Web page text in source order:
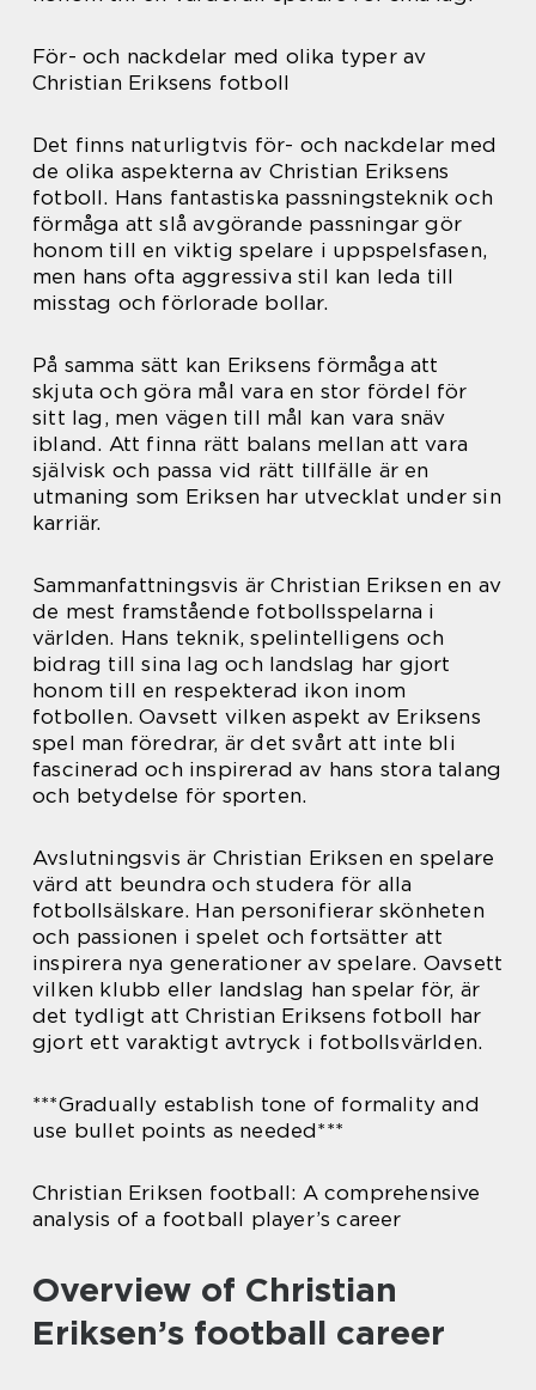
För- och nackdelar med olika typer av
Christian Eriksens fotboll
Det finns naturligtvis för- och nackdelar med
de olika aspekterna av Christian Eriksens
fotboll. Hans fantastiska passningsteknik och
förmåga att slå avgörande passningar gör
honom till en viktig spelare i uppspelsfasen,
men hans ofta aggressiva stil kan leda till
misstag och förlorade bollar.
På samma sätt kan Eriksens förmåga att
skjuta och göra mål vara en stor fördel för
sitt lag, men vägen till mål kan vara snäv
ibland. Att finna rätt balans mellan att vara
självisk och passa vid rätt tillfälle är en
utmaning som Eriksen har utvecklat under sin
karriär.
Sammanfattningsvis är Christian Eriksen en av
de mest framstående fotbollsspelarna i
världen. Hans teknik, spelintelligens och
bidrag till sina lag och landslag har gjort
honom till en respekterad ikon inom
fotbollen. Oavsett vilken aspekt av Eriksens
spel man föredrar, är det svårt att inte bli
fascinerad och inspirerad av hans stora talang
och betydelse för sporten.
Avslutningsvis är Christian Eriksen en spelare
värd att beundra och studera för alla
fotbollsälskare. Han personifierar skönheten
och passionen i spelet och fortsätter att
inspirera nya generationer av spelare. Oavsett
vilken klubb eller landslag han spelar för, är
det tydligt att Christian Eriksens fotboll har
gjort ett varaktigt avtryck i fotbollsvärlden.
***Gradually establish tone of formality and
use bullet points as needed***
Christian Eriksen football: A comprehensive
analysis of a football player’s career
Overview of Christian
Eriksen’s football career